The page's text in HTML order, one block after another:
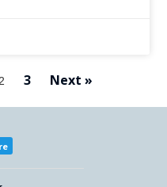
2 3 Next »